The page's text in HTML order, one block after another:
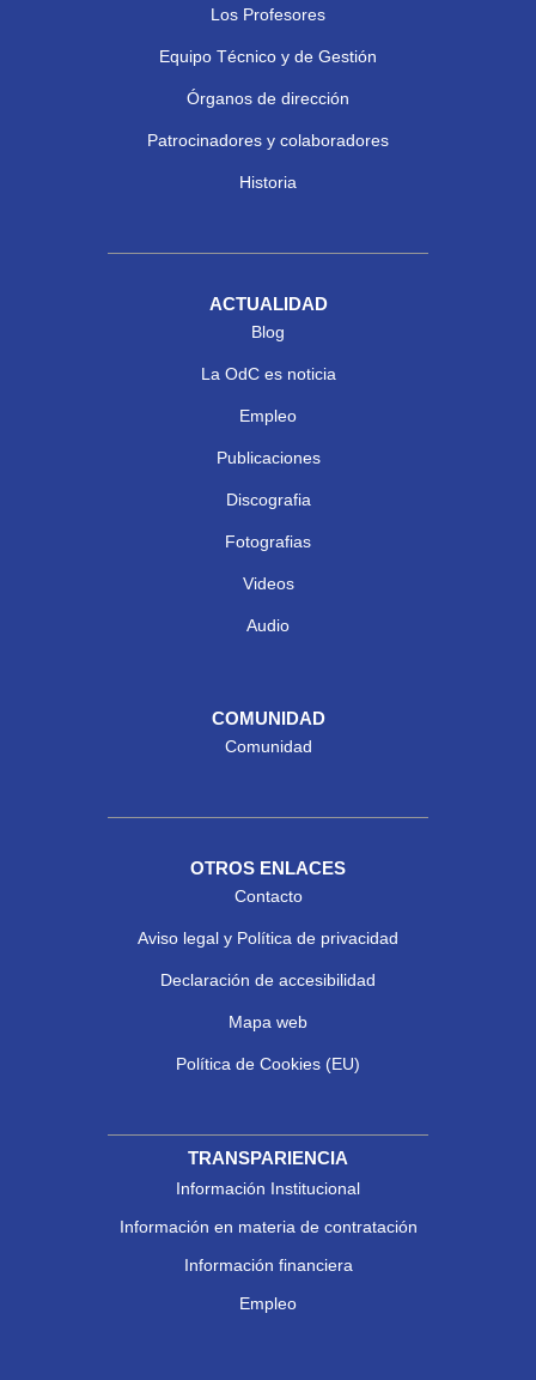
Los Profesores
Equipo Técnico y de Gestión
Órganos de dirección
Patrocinadores y colaboradores
Historia
ACTUALIDAD
Blog
La OdC es noticia
Empleo
Publicaciones
Discografia
Fotografias
Videos
Audio
COMUNIDAD
Comunidad
OTROS ENLACES
Contacto
Aviso legal y Política de privacidad
Declaración de accesibilidad
Mapa web
Política de Cookies (EU)
TRANSPARIENCIA
Información Institucional
Información en materia de contratación
Información financiera
Empleo